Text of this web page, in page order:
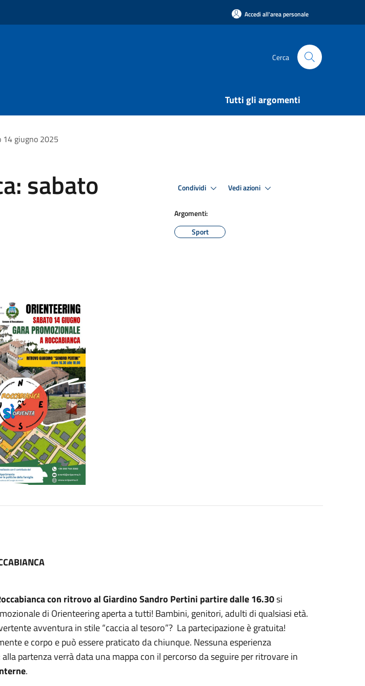
Accedi all'area personale
Cerca
Tutti gli argomenti
14 giugno 2025
sabato Condividi Vedi azioni
Argomenti:
Sport
con ritrovo al Giardino Sandro Pertini partire dalle 16.30si
di Orienteering aperta a tutti! Bambini, genitori, adulti di qualsiasi età.
avventura in stile “caccia al tesoro”? La partecipazione è gratuita!
e corpo e può essere praticato da chiunque. Nessuna esperienza
partenza verrà data una mappa con il percorso da seguire per ritrovare in
.